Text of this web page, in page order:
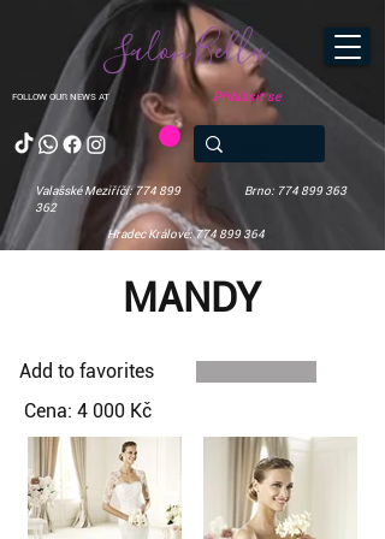
FOLLOW OUR NEWS AT
Salon Bella
Valašské Meziříčí: 774 899
362
Brno: 774 899 363
Hradec Králové: 774 899 364
Přihlásit se
MANDY
Add to favorites
Cena: 4 000 Kč